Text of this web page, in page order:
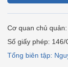
Cơ quan chủ
Số giấy phép:
Tổng biên tập: